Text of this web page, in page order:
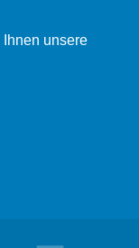
unsere